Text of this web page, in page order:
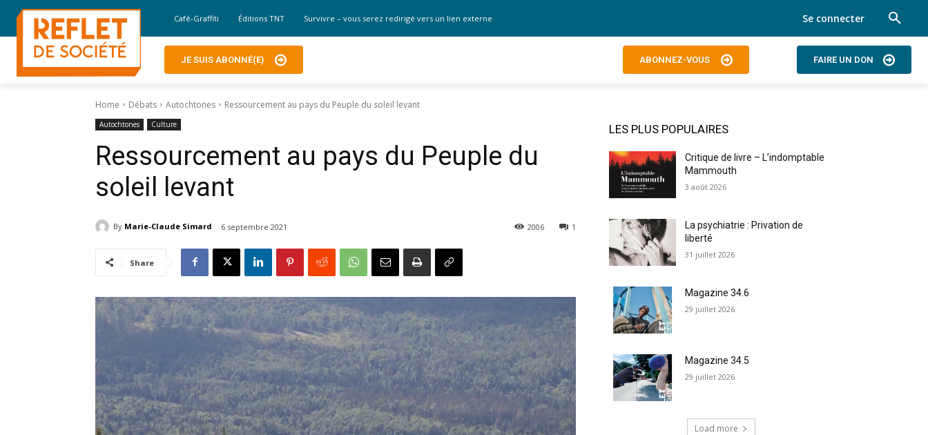
Café-Graffiti Éditions TNT Survivre – vous serez redirigé vers un lien externe Se connecter
JE SUIS ABONNÉ(E) ABONNEZ-VOUS FAIRE UN DON
Home Débats Autochtones Ressourcement au pays du Peuple du soleil levant
Autochtones Culture
Ressourcement au pays du Peuple du
soleil levant
By Marie-Claude Simard 6 septembre 2021 1
2006
Share
LES PLUS POPULAIRES
Critique de livre – L’indomptable
Mammouth
3 août 2026
La psychiatrie : Privation de
liberté
31 juillet 2026
Magazine 34.6
29 juillet 2026
Magazine 34.5
29 juillet 2026
Load more